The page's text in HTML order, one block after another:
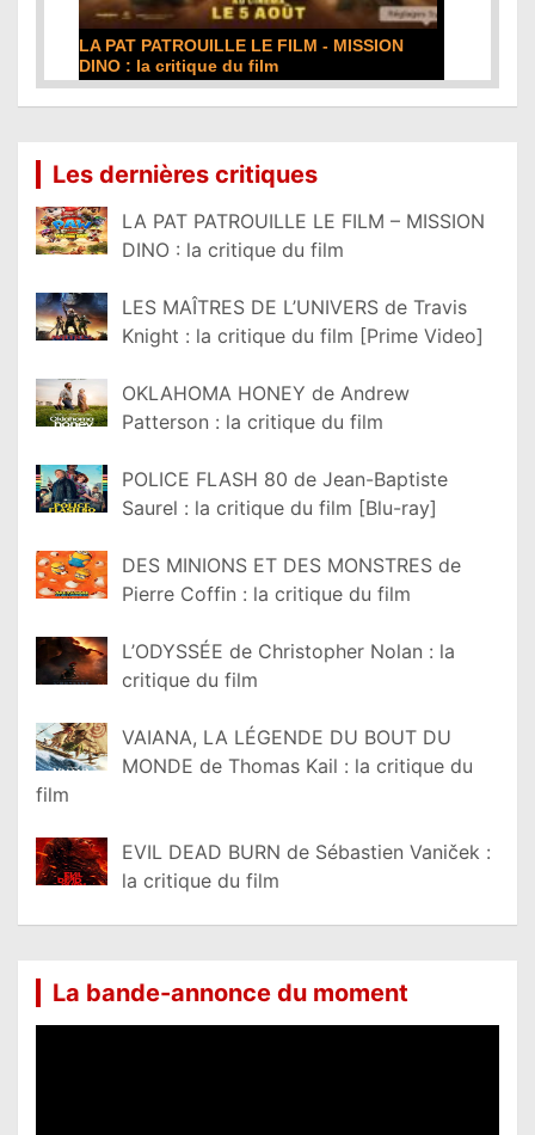
LA PAT PATROUILLE LE FILM - MISSION
DINO : la critique du film
Les dernières critiques
LA PAT PATROUILLE LE FILM – MISSION
DINO : la critique du film
LES MAÎTRES DE L’UNIVERS de Travis
Knight : la critique du film [Prime Video]
OKLAHOMA HONEY de Andrew
Patterson : la critique du film
POLICE FLASH 80 de Jean-Baptiste
Saurel : la critique du film [Blu-ray]
DES MINIONS ET DES MONSTRES de
Pierre Coffin : la critique du film
L’ODYSSÉE de Christopher Nolan : la
critique du film
VAIANA, LA LÉGENDE DU BOUT DU
MONDE de Thomas Kail : la critique du
film
EVIL DEAD BURN de Sébastien Vaniček :
la critique du film
La bande-annonce du moment